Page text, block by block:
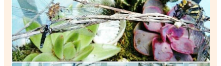
bois
/
Ébénisterie